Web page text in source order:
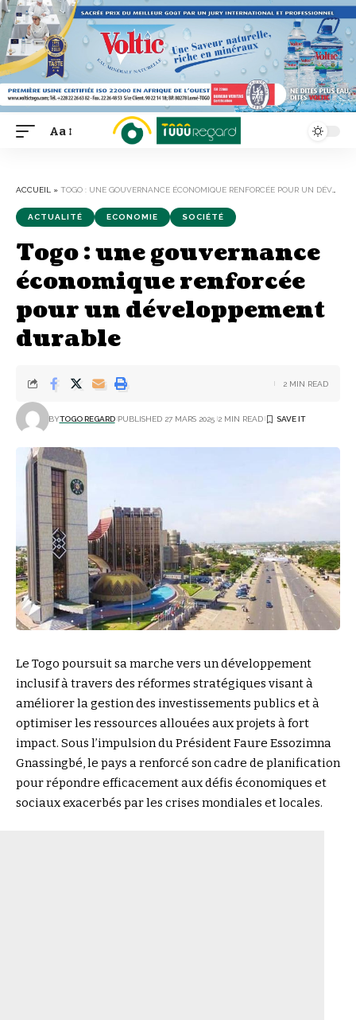
Font
Aa
ACCUEIL » TOGO : UNE GOUVERNANCE ÉCONOMIQUE RENFORCÉE POUR UN DÉVELOPPEMENT DURABLE
ACTUALITÉ ECONOMIE SOCIÉTÉ
Togo : une gouvernance
économique renforcée
pour un développement
durable
BYTOGO REGARD PUBLISHED 27 MARS 2025 2 MIN READ
2 MIN READ
Le Togo poursuit sa marche vers un développement
inclusif à travers des réformes stratégiques visant à
améliorer la gestion des investissements publics et à
optimiser les ressources allouées aux projets à fort
impact. Sous l’impulsion du Président Faure Essozimna
Gnassingbé, le pays a renforcé son cadre de planification
pour répondre efficacement aux défis économiques et
sociaux exacerbés par les crises mondiales et locales.